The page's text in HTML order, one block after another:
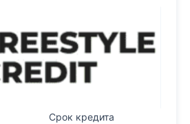
Срок кредита